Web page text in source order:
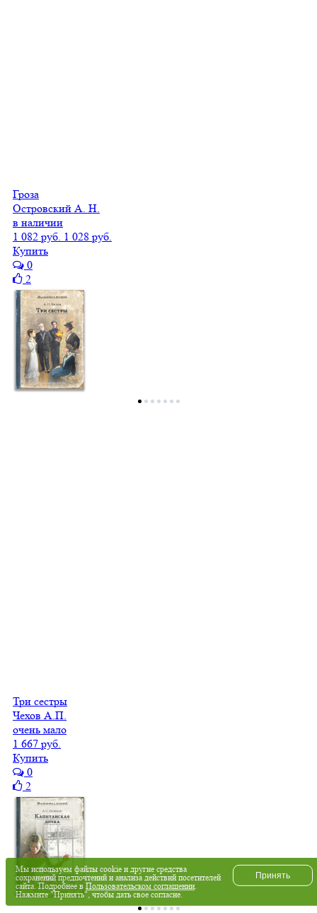
Гроза
Островский А. Н.
в наличии
1 082 руб. 1 028 руб.
Купить
0
2
Три сестры
Чехов А.П.
очень мало
1 667 руб.
Купить
0
2
Мы используем файлы cookie и другие средства
сохранений предпочтений и анализа действий посетителей
сайта. Подробнее вПользовательском соглашении.
Нажмите "Принять", чтобы дать свое согласие.
Принять